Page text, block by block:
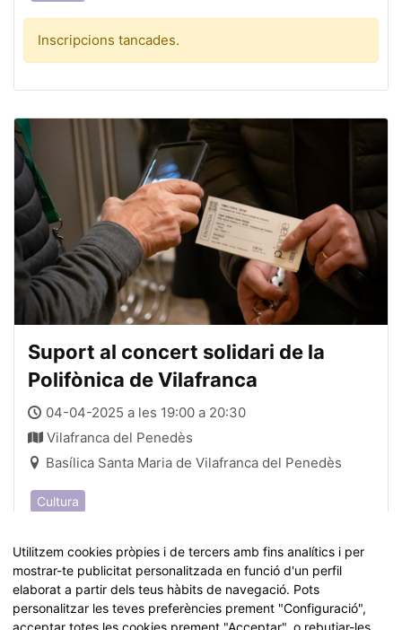
Inscripcions tancades.
Suport al concert solidari de la
Polifònica de Vilafranca
04-04-2025 a les 19:00 a 20:30
Vilafranca del Penedès
Basílica Santa Maria de Vilafranca del Penedès
Cultura
Inscripcions tancades.
Utilitzem cookies pròpies i de tercers amb fins analítics i per
mostrar-te publicitat personalitzada en funció d'un perfil
elaborat a partir dels teus hàbits de navegació. Pots
personalitzar les teves preferències prement "Configuració",
acceptar totes les cookies prement "Acceptar", o rebutjar-les